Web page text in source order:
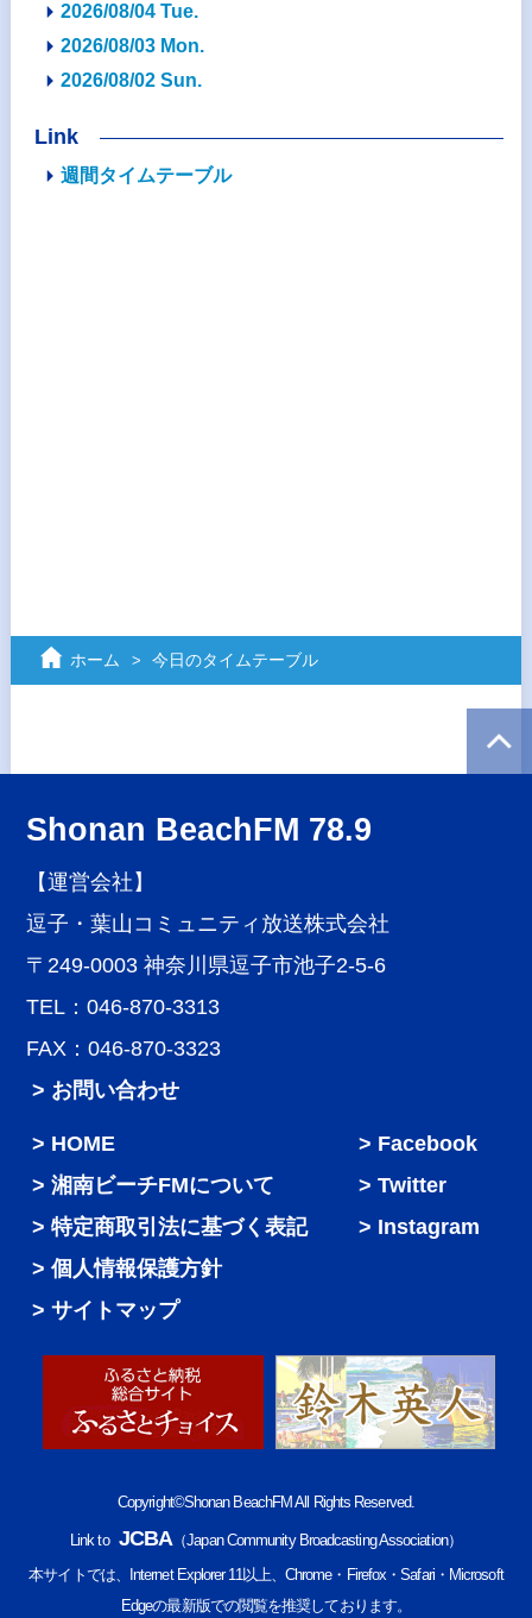
2026/08/04 Tue.
2026/08/03 Mon.
2026/08/02 Sun.
Link
週間タイムテーブル
ホーム 今日のタイムテーブル
Shonan BeachFM 78.9
【運営会社】
逗子・葉山コミュニティ放送株式会社
〒249-0003 神奈川県逗子市池子2-5-6
TEL：046-870-3313
FAX：046-870-3323
> お問い合わせ
HOME
湘南ビーチFMについて
特定商取引法に基づく表記
個人情報保護方針
サイトマップ
Facebook
Twitter
Instagram
Copyright©Shonan BeachFM All Rights Reserved.
Link to JCBA（Japan Community Broadcasting Association）
本サイトでは、Internet Explorer 11以上、Chrome・Firefox・Safari・Microsoft
Edgeの最新版での閲覧を推奨しております。